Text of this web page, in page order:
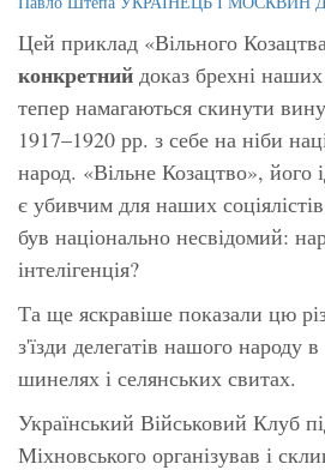
Цей приклад «Вільного
конкретний доказ брехні наших
тепер намагаються скинути
1917–1920 рр. з себе на ніби
народ. «Вільне Козацтво», його
є убивчим для наших
був національно несвідомий:
інтелігенція?
Та ще яскравіше показали цю
з'їзди делегатів нашого народу
шинелях і селянських свитах.
Український Військовий Клуб
Міхновського організував і